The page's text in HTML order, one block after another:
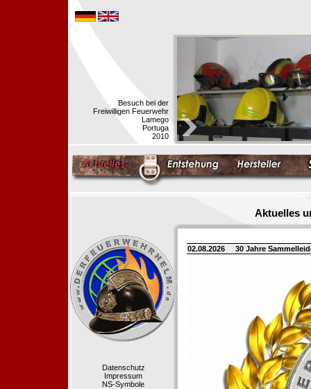
Besuch bei der
Freiwilligen Feuerwehr
Lamego
Portuga
2010
Aktuelles
Datenschutz
Impressum
NS-Symbole
02.08.2026 30 Jahre